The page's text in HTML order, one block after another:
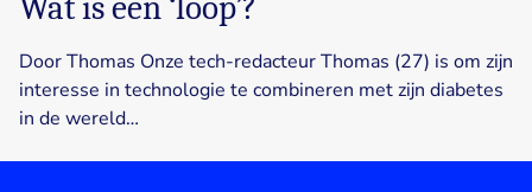
Door Thomas Onze tech-redacteur Thomas (27) is om zijn
interesse in technologie te combineren met zijn diabetes
in de wereld…